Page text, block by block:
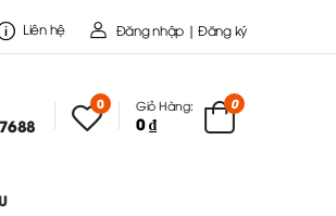
Liên hệ Đăng nhập | Đăng ký
0 Giỏ Hàng:
0 ₫
0